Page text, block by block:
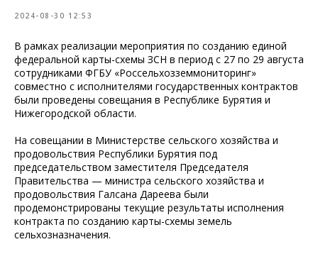
2024-08-30 12:53
В рамках реализации мероприятия по созданию единой
федеральной карты-схемы ЗСН в период с 27 по 29 августа
сотрудниками ФГБУ «Россельхозземмониторинг»
совместно с исполнителями государственных контрактов
были проведены совещания в Республике Бурятия и
Нижегородской области.
На совещании в Министерстве сельского хозяйства и
продовольствия Республики Бурятия под
председательством заместителя Председателя
Правительства — министра сельского хозяйства и
продовольствия Галсана Дареева были
продемонстрированы текущие результаты исполнения
контракта по созданию карты-схемы земель
сельхозназначения.